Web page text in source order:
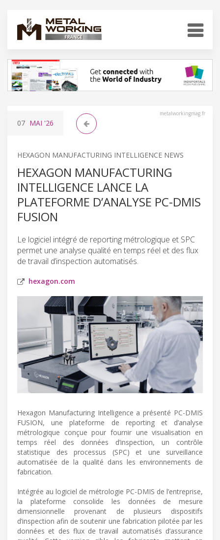
metalworkingmag.fr
07 MAI '26
HEXAGON MANUFACTURING INTELLIGENCE NEWS
HEXAGON MANUFACTURING
INTELLIGENCE LANCE LA
PLATEFORME D’ANALYSE PC-DMIS
FUSION
Le logiciel intégré de reporting métrologique et SPC
permet une analyse qualité en temps réel et des flux
de travail d’inspection automatisés.
hexagon.com
Hexagon Manufacturing Intelligence a présenté PC-DMIS
FUSION, une plateforme de reporting et d’analyse
métrologique conçue pour fournir une visualisation en
temps réel des données d’inspection, un contrôle
statistique des processus (SPC) et une surveillance
automatisée de la qualité dans les environnements de
fabrication.
Intégrée au logiciel de métrologie PC-DMIS de l’entreprise,
la plateforme consolide les données de mesure
dimensionnelle provenant de plusieurs dispositifs
d’inspection afin de soutenir une fabrication pilotée par les
données et des flux de travail automatisés d’assurance